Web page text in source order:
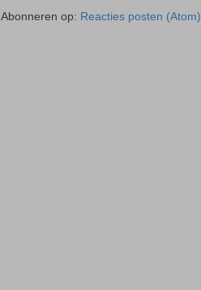
Abonneren op: Reacties posten (Atom)